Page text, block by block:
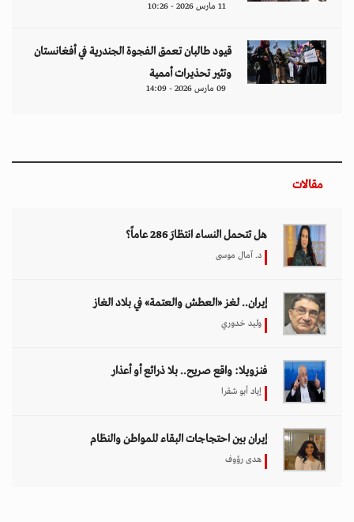
11 مارس 2026 - 10:26
قيود طالبان تعمق الفجوة الجندرية في أفغانستان
وتثير تحذيرات أممية
09 مارس 2026 - 14:09
مقالات
هل تتحمل النساء انتظارَ 286 عاماً؟
د. آمال موسى
إيران.. لغز «العطش والعتمة» في بلاد الغاز
وليد خدوري
فنزويلا: واقع صريح.. بلا ذرائع أو أعذار
إياد أبو شقرا
إيران بين احتجاجات البقاء للمواطن والنظام
هدى رؤوف